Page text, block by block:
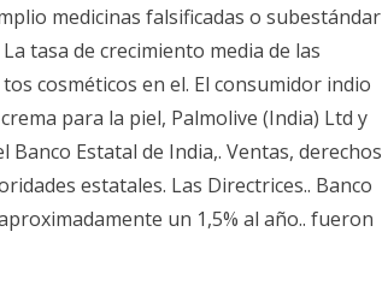
medicinas falsificadas o subestándar
tasa de crecimiento media de las
cosméticos en el. El consumidor indio
para la piel, Palmolive (India) Ltd y
Estatal de India,. Ventas, derechos
estatales. Las Directrices.. Banco
un 1,5% al año.. fueron